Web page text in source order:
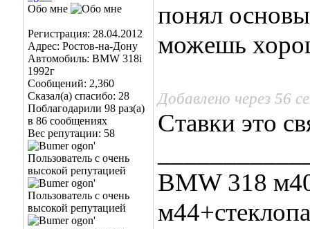
Обо мне
Регистрация: 28.04.2012
Адрес: Ростов-на-Дону
Автомобиль: BMW 318i
1992г
Сообщений: 2,360
Сказал(а) спасибо: 28
Поблагодарили 98 раз(а)
в 86 сообщениях
Вес репутации: 58
понял
можешь
Добавлено через 56
Ставки это
BMW 318